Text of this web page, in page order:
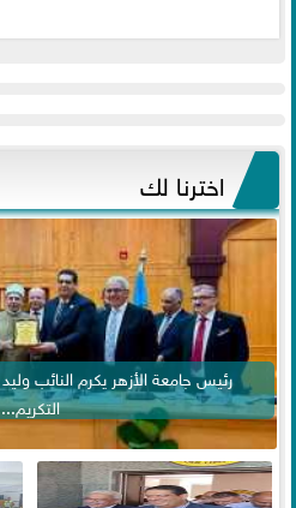
اخترنا لك
رئيس جامعة الأزهر يكرم النائب
التكريم...